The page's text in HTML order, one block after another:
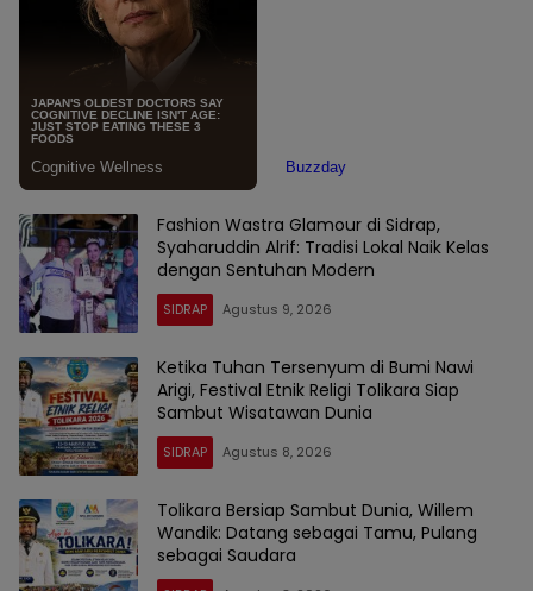
Fashion Wastra Glamour di Sidrap,
Syaharuddin Alrif: Tradisi Lokal Naik Kelas
dengan Sentuhan Modern
SIDRAP Agustus 9, 2026
Ketika Tuhan Tersenyum di Bumi Nawi
Arigi, Festival Etnik Religi Tolikara Siap
Sambut Wisatawan Dunia
SIDRAP Agustus 8, 2026
Tolikara Bersiap Sambut Dunia, Willem
Wandik: Datang sebagai Tamu, Pulang
sebagai Saudara